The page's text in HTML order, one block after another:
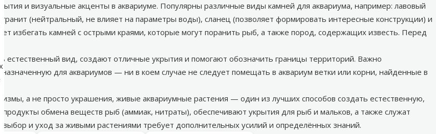
и визуальные акценты в аквариуме. Популярны различные виды камней для аквариума, например: лавовый
(нейтральный, не влияет на параметры воды), сланец (позволяет формировать интересные конструкции) и
избегать камней с острыми краями, которые могут поранить рыб, а также пород, содержащих известь. Перед
естественный вид, создают отличные укрытия и помогают обозначить границы территорий. Важно
для аквариумов — ни в коем случае не следует помещать в аквариум ветки или корни, найденные в
а не просто украшения, живые аквариумные растения — один из лучших способов создать естественную,
обмена веществ рыб (аммиак, нитраты), обеспечивают укрытия для рыб и мальков, а также служат
и уход за живыми растениями требует дополнительных усилий и определённых знаний.